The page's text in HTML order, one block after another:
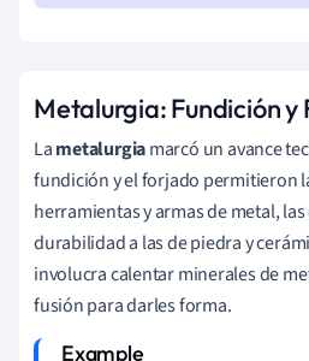
Metalurgia: Fundición y
Lametalurgiamarcó un avance
fundición y el forjado permitieron
herramientas y armas de metal,
durabilidad a las de piedra y
involucra calentar minerales de
fusión para darles forma.